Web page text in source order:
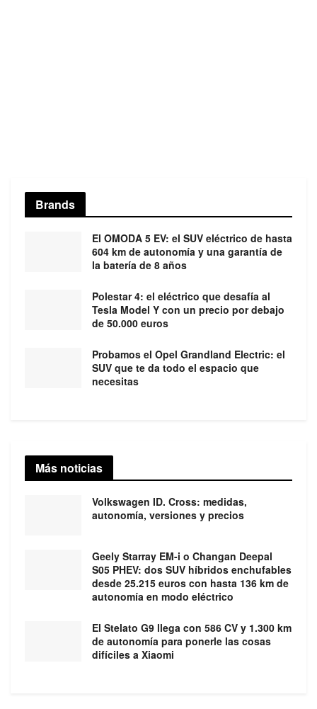
Brands
El OMODA 5 EV: el SUV eléctrico de hasta
604 km de autonomía y una garantía de
la batería de 8 años
Polestar 4: el eléctrico que desafía al
Tesla Model Y con un precio por debajo
de 50.000 euros
Probamos el Opel Grandland Electric: el
SUV que te da todo el espacio que
necesitas
Más noticias
Volkswagen ID. Cross: medidas,
autonomía, versiones y precios
Geely Starray EM-i o Changan Deepal
S05 PHEV: dos SUV híbridos enchufables
desde 25.215 euros con hasta 136 km de
autonomía en modo eléctrico
El Stelato G9 llega con 586 CV y 1.300 km
de autonomía para ponerle las cosas
difíciles a Xiaomi